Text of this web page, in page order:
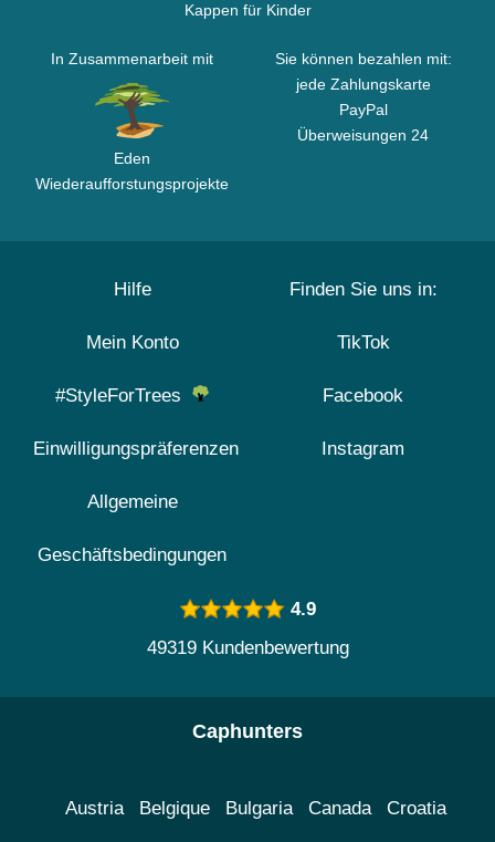
Kappen für Kinder
In Zusammenarbeit mit
Eden
Wiederaufforstungsprojekte
Sie können bezahlen mit:
jede Zahlungskarte
PayPal
Überweisungen 24
Hilfe
Mein Konto
#StyleForTrees
Einwilligungspräferenzen
Allgemeine
Geschäftsbedingungen
Finden Sie uns in:
TikTok
Facebook
Instagram
4.9
49319 Kundenbewertung
Caphunters
Austria Belgique Bulgaria Canada Croatia